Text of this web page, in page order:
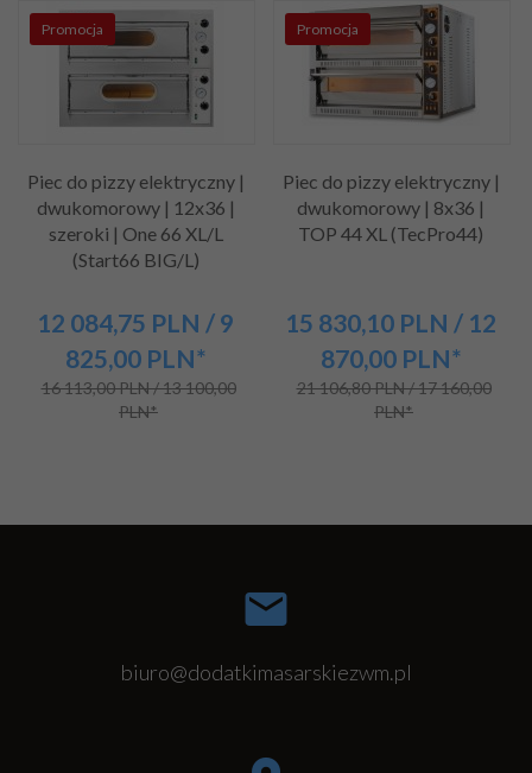
Promocja
Piec do pizzy elektryczny |
dwukomorowy | 12x36 |
szeroki | One 66 XL/L
(Start66 BIG/L)
12 084,75 PLN / 9
825,00 PLN*
16 113,00 PLN / 13 100,00
PLN*
Promocja
Piec do pizzy elektryczny |
dwukomorowy | 8x36 |
TOP 44 XL (TecPro44)
15 830,10 PLN / 12
870,00 PLN*
21 106,80 PLN / 17 160,00
PLN*
biuro@dodatkimasarskiezwm.pl